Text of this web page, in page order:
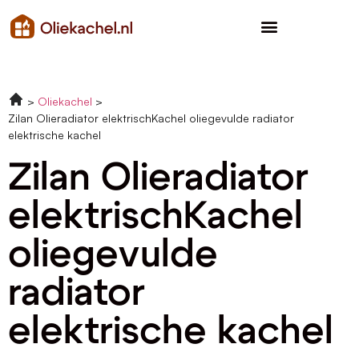
Oliekachel
Zilan Olieradiator elektrischKachel oliegevulde radiator
elektrische kachel
Zilan Olieradiator
elektrischKachel
oliegevulde
radiator
elektrische kachel